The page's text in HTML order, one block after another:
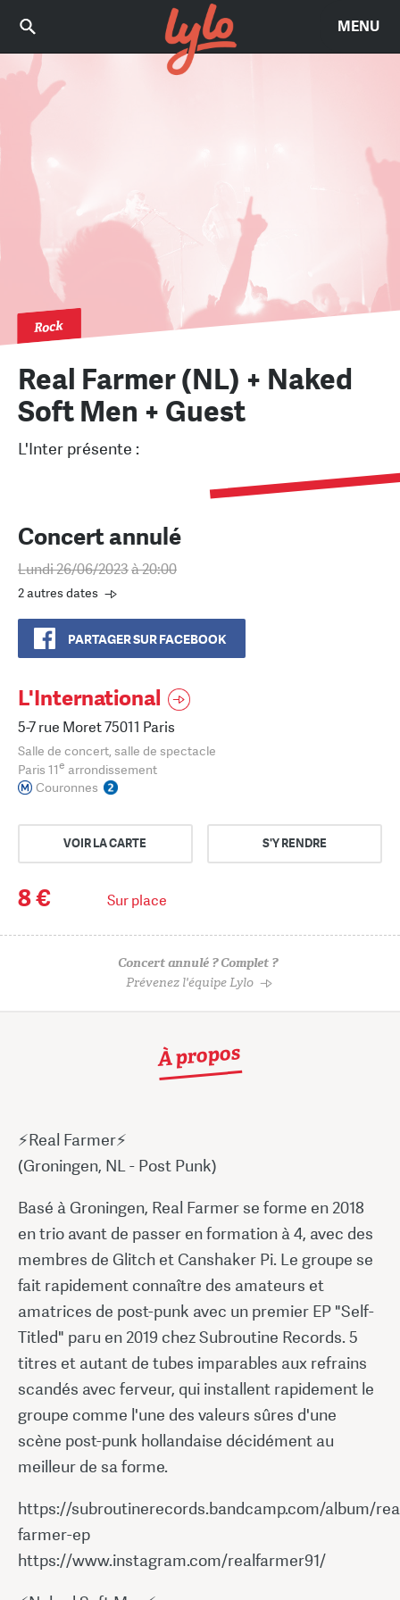
MENU
Rock
Real Farmer (NL) + Naked
Soft Men + Guest
L'Inter présente :
Concert annulé
Lundi 26/06/2023à 20:00
2 autres dates
PARTAGER SUR FACEBOOK
L'International
5-7 rue Moret 75011 Paris
Salle de concert, salle de spectacle
Paris 11e arrondissement
Couronnes
VOIR LA CARTE S'Y RENDRE
8 € Sur place
Concert annulé ? Complet ?
Prévenez l'équipe Lylo
À propos
⚡Real Farmer⚡
(Groningen, NL - Post Punk)
Basé à Groningen, Real Farmer se forme en 2018
en trio avant de passer en formation à 4, avec des
membres de Glitch et Canshaker Pi. Le groupe se
fait rapidement connaître des amateurs et
amatrices de post-punk avec un premier EP "Self-
Titled" paru en 2019 chez Subroutine Records. 5
titres et autant de tubes imparables aux refrains
scandés avec ferveur, qui installent rapidement le
groupe comme l'une des valeurs sûres d'une
scène post-punk hollandaise décidément au
meilleur de sa forme.
https://subroutinerecords.bandcamp.com/album/
farmer-ep
https://www.instagram.com/realfarmer91/